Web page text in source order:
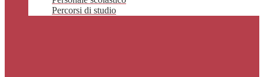
Percorsi di studio